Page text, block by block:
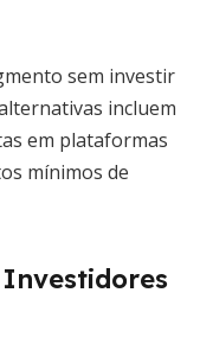
sem investir
incluem
em plataformas
mínimos de